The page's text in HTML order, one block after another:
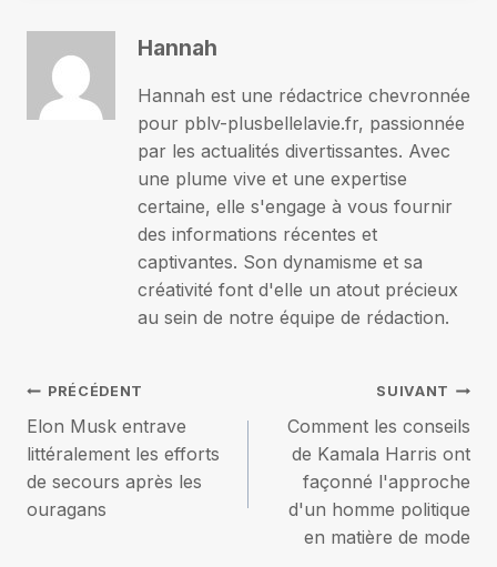
Hannah
Hannah est une rédactrice chevronnée
pour pblv-plusbellelavie.fr, passionnée
par les actualités divertissantes. Avec
une plume vive et une expertise
certaine, elle s'engage à vous fournir
des informations récentes et
captivantes. Son dynamisme et sa
créativité font d'elle un atout précieux
au sein de notre équipe de rédaction.
Navigation
de
l’article
PRÉCÉDENT
Elon Musk entrave
littéralement les efforts
de secours après les
ouragans
SUIVANT
Comment les conseils
de Kamala Harris ont
façonné l'approche
d'un homme politique
en matière de mode